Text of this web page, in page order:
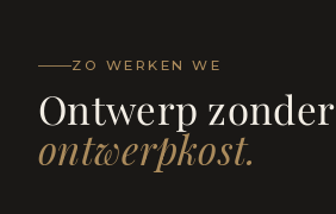
ZO WERKEN WE
Ontwerp zonder
ontwerpkost.